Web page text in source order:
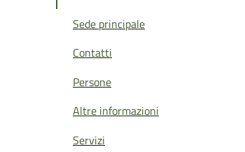
Sede principale
Contatti
Persone
Altre informazioni
Servizi